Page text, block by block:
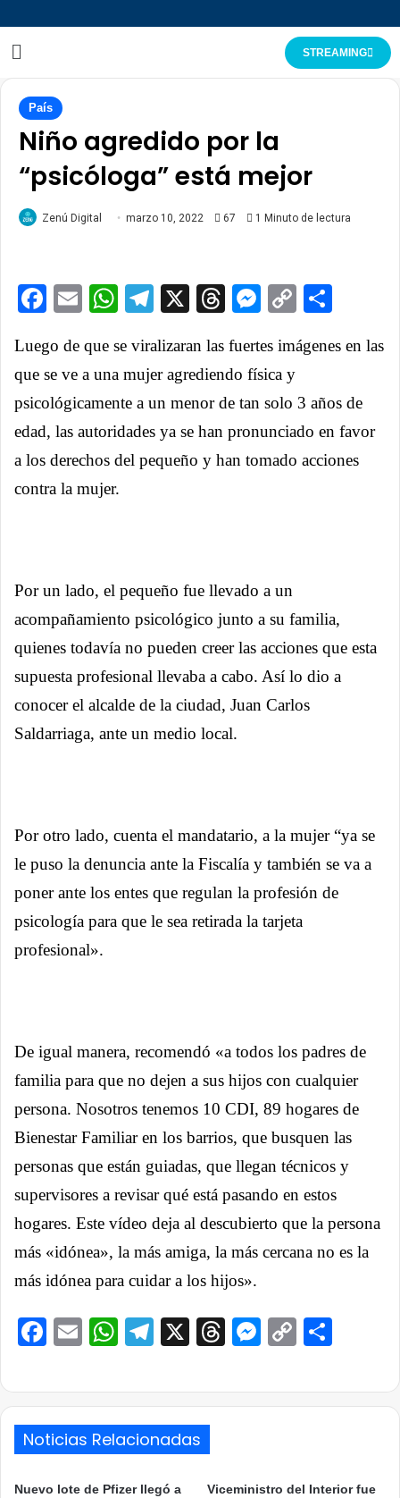
STREAMING
País
Niño agredido por la
“psicóloga” está mejor
Zenú Digital marzo 10, 2022 67 1 Minuto de lectura
Facebook
EmailWhatsApp
Telegram
X ThreadsCopy
Luego de que se viralizaran las fuertes imágenes en las
que se ve a una mujer agrediendo física y
psicológicamente a un menor de tan solo 3 años de
edad, las autoridades ya se han pronunciado en favor
a los derechos del pequeño y han tomado acciones
contra la mujer.
Por un lado, el pequeño fue llevado a un
acompañamiento psicológico junto a su familia,
quienes todavía no pueden creer las acciones que esta
supuesta profesional llevaba a cabo. Así lo dio a
conocer el alcalde de la ciudad, Juan Carlos
Saldarriaga, ante un medio local.
Por otro lado, cuenta el mandatario, a la mujer “ya se
le puso la denuncia ante la Fiscalía y también se va a
poner ante los entes que regulan la profesión de
psicología para que le sea retirada la tarjeta
profesional».
De igual manera, recomendó «a todos los padres de
familia para que no dejen a sus hijos con cualquier
persona. Nosotros tenemos 10 CDI, 89 hogares de
Bienestar Familiar en los barrios, que busquen las
personas que están guiadas, que llegan técnicos y
supervisores a revisar qué está pasando en estos
hogares. Este vídeo deja al descubierto que la persona
más «idónea», la más amiga, la más cercana no es la
más idónea para cuidar a los hijos».
Facebook
EmailWhatsApp
Telegram
X ThreadsCopy
Noticias Relacionadas
Nuevo lote de Pfizer llegó a
Viceministro del Interior fue